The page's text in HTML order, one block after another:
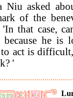
Niu asked
of the
'In that case,
because he is
act is
'